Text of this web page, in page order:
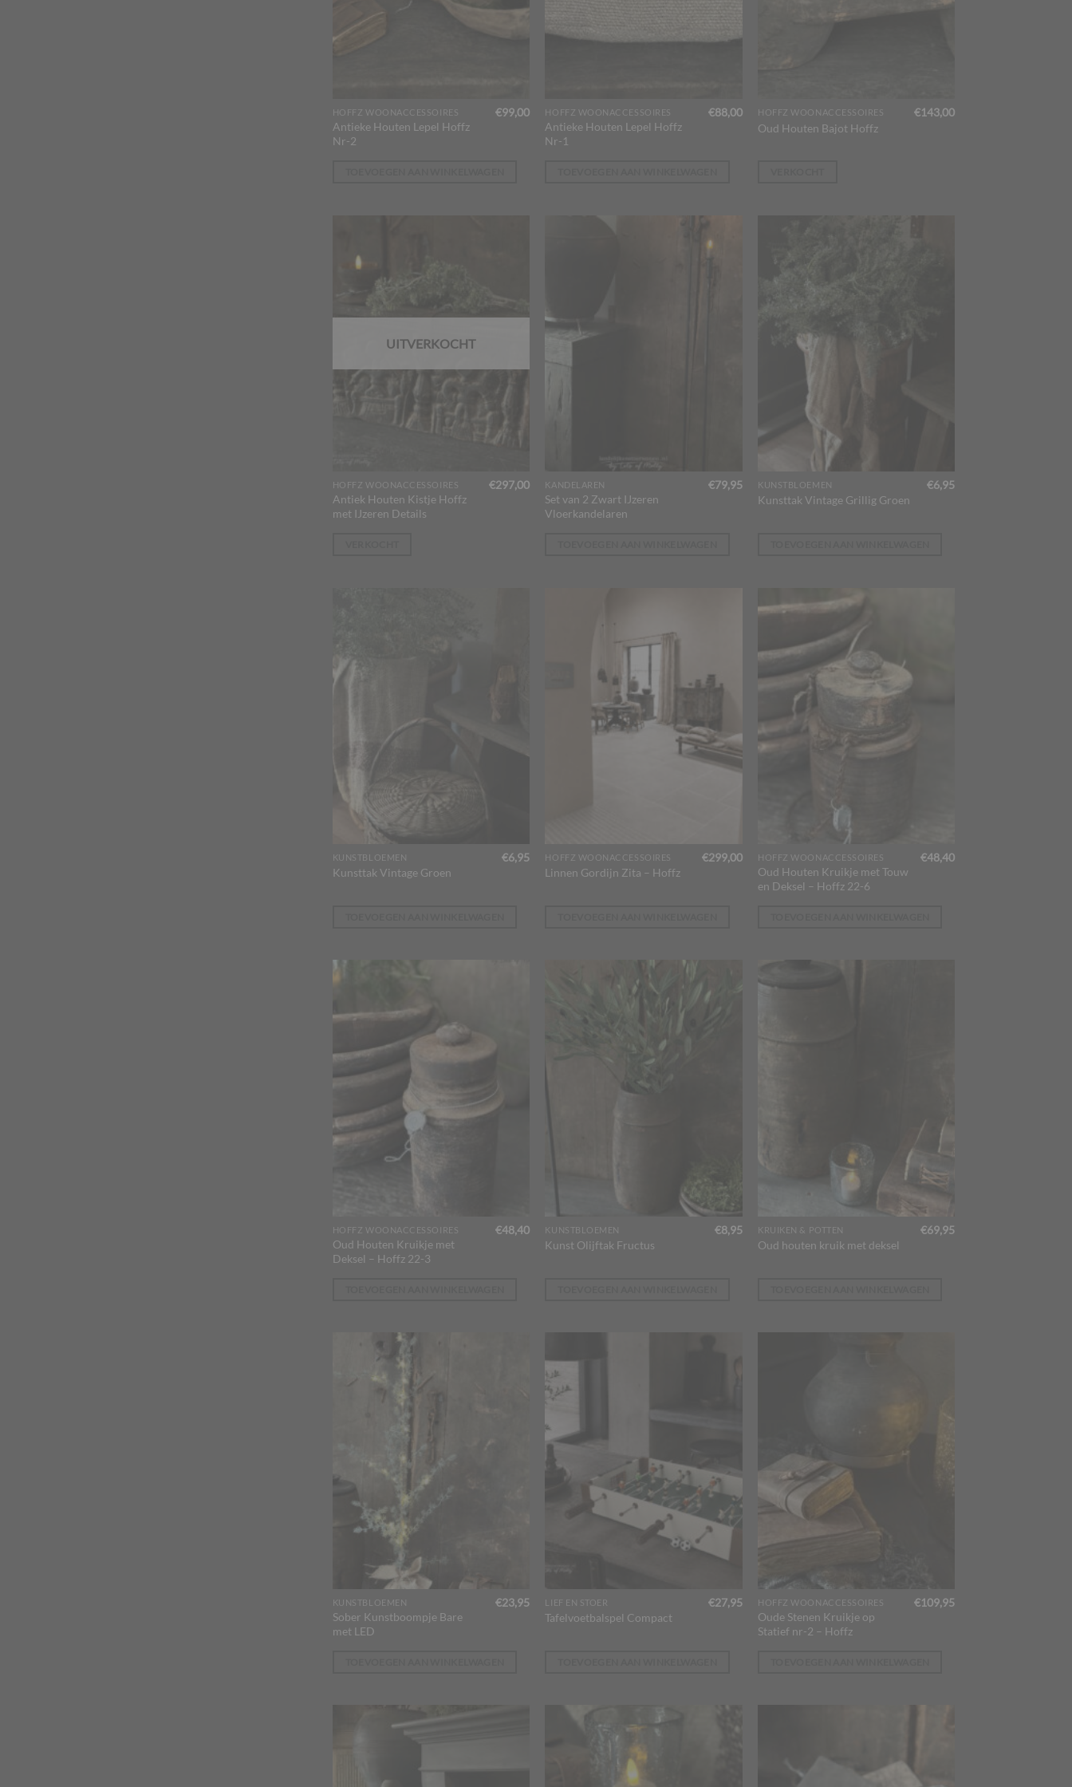
HOFFZ WOONACCESSOIRES
Antieke Houten Lepel Hoffz
Nr-2
€99,00 HOFFZ WOONACCESSOIRES
Antieke Houten Lepel Hoffz
Nr-1
€88,00 HOFFZ WOONACCESSOIRES
Oud Houten Bajot Hoffz
€143,00
UITVERKOCHT
HOFFZ WOONACCESSOIRES
Antiek Houten Kistje Hoffz
met IJzeren Details
€297,00 KANDELAREN
Set van 2 Zwart IJzeren
Vloerkandelaren
€79,95 KUNSTBLOEMEN
Kunsttak Vintage Grillig Groen
€6,95
KUNSTBLOEMEN
Kunsttak Vintage Groen
€6,95 HOFFZ WOONACCESSOIRES
Linnen Gordijn Zita – Hoffz
€299,00 HOFFZ WOONACCESSOIRES
Oud Houten Kruikje met Touw
en Deksel – Hoffz 22-6
€48,40
HOFFZ WOONACCESSOIRES
Oud Houten Kruikje met
Deksel – Hoffz 22-3
€48,40 KUNSTBLOEMEN
Kunst Olijftak Fructus
€8,95 KRUIKEN & POTTEN
Oud houten kruik met deksel
€69,95
KUNSTBLOEMEN
Sober Kunstboompje Bare
met LED
€23,95 LIEF EN STOER
Tafelvoetbalspel Compact
€27,95 HOFFZ WOONACCESSOIRES
Oude Stenen Kruikje op
Statief nr-2 – Hoffz
€109,95